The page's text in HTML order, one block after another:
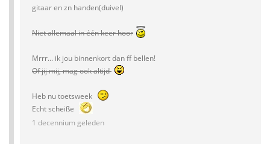
gitaar en zn handen(duivel)
Niet allemaal in één keer hoor
Mrrr... ik jou binnenkort dan ff bellen!
Of jij mij, mag ook altijd
Heb nu toetsweek
Echt scheiße
1 decennium geleden